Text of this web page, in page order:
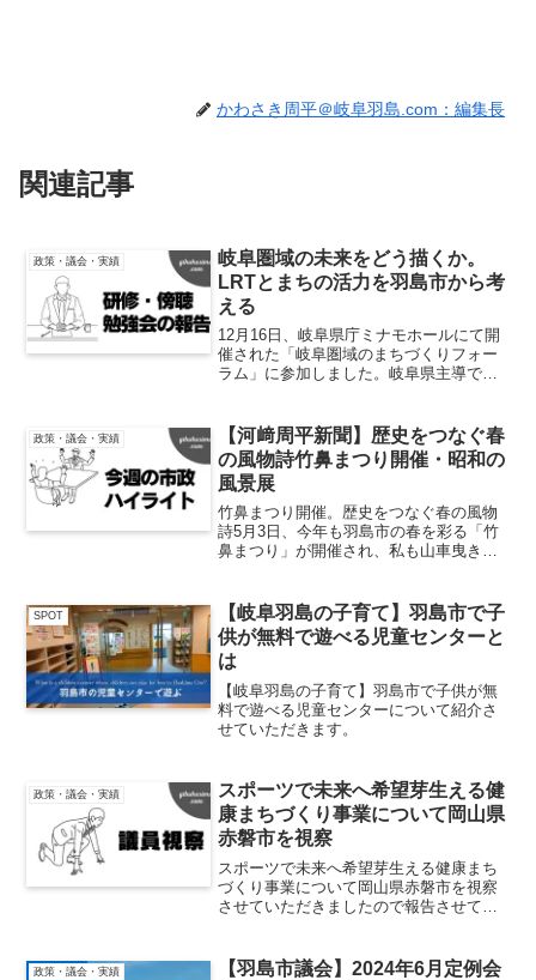
かわさき周平＠岐阜羽島.com：編集長
関連記事
政策・議会・実績
岐阜圏域の未来をどう描くか。
LRTとまちの活力を羽島市から考
える
12月16日、岐阜県庁ミナモホールにて開
催された「岐阜圏域のまちづくりフォー
ラム」に参加しました。岐阜県主導で検
価値を高めていくのかが議論されたフォ
ーラムです。知事を...
政策・議会・実績
【河﨑周平新聞】歴史をつなぐ春
の風物詩竹鼻まつり開催・昭和の
風景展
竹鼻まつり開催。歴史をつなぐ春の風物
詩5月3日、今年も羽島市の春を彩る「竹
鼻まつり」が開催され、私も山車曳きボ
持つ八劔神社の例祭であり、13輌すべて
の山車が岐阜県重...
SPOT
【岐阜羽島の子育て】羽島市で子
供が無料で遊べる児童センターと
は
【岐阜羽島の子育て】羽島市で子供が無
料で遊べる児童センターについて紹介さ
せていただきます。
政策・議会・実績
スポーツで未来へ希望芽生える健
康まちづくり事業について岡山県
赤磐市を視察
スポーツで未来へ希望芽生える健康まち
づくり事業について岡山県赤磐市を視察
させていただきましたので報告させてい
政策・議会・実績
【羽島市議会】2024年6月定例会